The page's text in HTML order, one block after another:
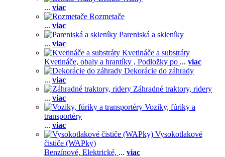
... viac
Rozmetače
... viac
Pareniská a skleníky
... viac
Kvetináče a substráty
Kvetináče, obaly a hrantíky , Podložky po ... viac
Dekorácie do záhrady
... viac
Záhradné traktory, ridery
... viac
Voziky, fúriky a
transportéry
... viac
Vysokotlakové
čističe (WAPky)
Benzínové, Elektrické, ... viac